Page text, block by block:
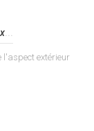
extérieur